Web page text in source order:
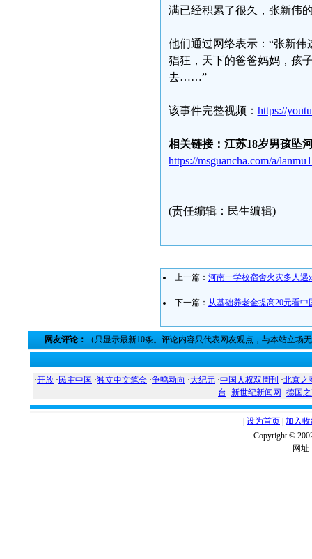
满已经积累了很久，张新伟
他们通过网络表示：“张新
猖狂，天下的爸爸妈妈，孩
去……”
该事件完整视频： https://
相关链接：江苏18岁男孩坠
https://msguancha.com/a/
(责任编辑：民生编辑)
上一篇： 河南一学校宿舍火灾多人遇
下一篇： 从基础养老金提高20元看中
网友评论： （只显示最新10条。评论内容只代表网友观点，与本站立场
·开放 · 民主中国 ·独立中文笔会 ·争鸣动向 ·大纪元 ·中国人权双周刊 ·北京之
台 ·新世纪新闻网 ·德国
设为首页 加入
Copyright ©
网址